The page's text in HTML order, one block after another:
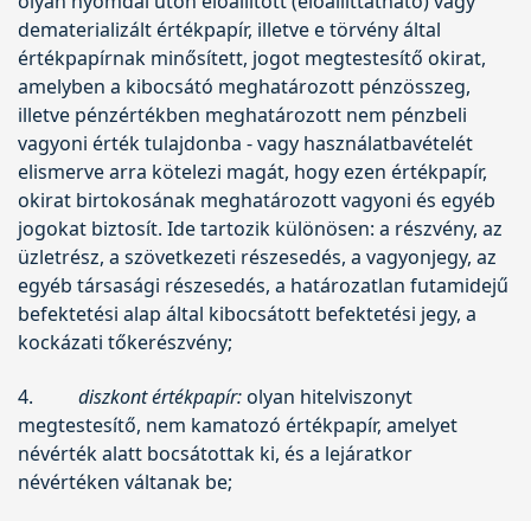
dematerializált értékpapír, illetve e törvény által
értékpapírnak minősített, jogot megtestesítő okirat,
amelyben a kibocsátó meghatározott pénzösszeg,
illetve pénzértékben meghatározott nem pénzbeli
vagyoni érték tulajdonba - vagy használatbavételét
elismerve arra kötelezi magát, hogy ezen értékpapír,
okirat birtokosának meghatározott vagyoni és egyéb
jogokat biztosít. Ide tartozik különösen: a részvény, az
üzletrész, a szövetkezeti részesedés, a vagyonjegy, az
egyéb társasági részesedés, a határozatlan futamidejű
befektetési alap által kibocsátott befektetési jegy, a
kockázati tőkerészvény;
4. diszkont értékpapír:olyan hitelviszonyt
megtestesítő, nem kamatozó értékpapír, amelyet
névérték alatt bocsátottak ki, és a lejáratkor
névértéken váltanak be;